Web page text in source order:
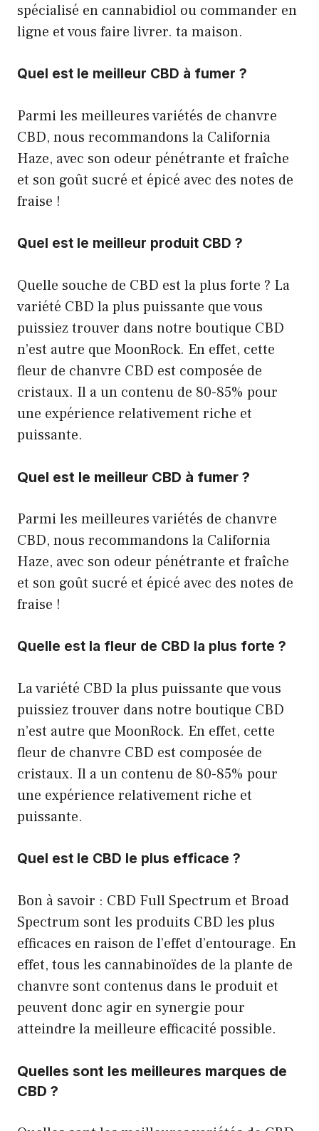
spécialisé en cannabidiol ou commander en
ligne et vous faire livrer. ta maison.
Quel est le meilleur CBD à fumer ?
Parmi les meilleures variétés de chanvre
CBD, nous recommandons la California
Haze, avec son odeur pénétrante et fraîche
et son goût sucré et épicé avec des notes de
fraise !
Quel est le meilleur produit CBD ?
Quelle souche de CBD est la plus forte ? La
variété CBD la plus puissante que vous
puissiez trouver dans notre boutique CBD
n’est autre que MoonRock. En effet, cette
fleur de chanvre CBD est composée de
cristaux. Il a un contenu de 80-85% pour
une expérience relativement riche et
puissante.
Quel est le meilleur CBD à fumer ?
Parmi les meilleures variétés de chanvre
CBD, nous recommandons la California
Haze, avec son odeur pénétrante et fraîche
et son goût sucré et épicé avec des notes de
fraise !
Quelle est la fleur de CBD la plus forte ?
La variété CBD la plus puissante que vous
puissiez trouver dans notre boutique CBD
n’est autre que MoonRock. En effet, cette
fleur de chanvre CBD est composée de
cristaux. Il a un contenu de 80-85% pour
une expérience relativement riche et
puissante.
Quel est le CBD le plus efficace ?
Bon à savoir : CBD Full Spectrum et Broad
Spectrum sont les produits CBD les plus
efficaces en raison de l’effet d’entourage. En
effet, tous les cannabinoïdes de la plante de
chanvre sont contenus dans le produit et
peuvent donc agir en synergie pour
atteindre la meilleure efficacité possible.
Quelles sont les meilleures marques de
CBD ?